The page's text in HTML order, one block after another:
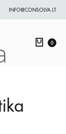
INFO@CONSOLVA.LT
0